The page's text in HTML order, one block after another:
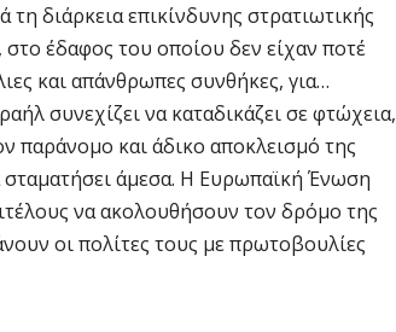
διάρκεια επικίνδυνης στρατιωτικής
έδαφος του οποίου δεν είχαν ποτέ
και απάνθρωπες συνθήκες, για…
συνεχίζει να καταδικάζει σε φτώχεια,
παράνομο και άδικο αποκλεισμό της
άμεσα. Η Ευρωπαϊκή Ένωση
να ακολουθήσουν τον δρόμο της
οι πολίτες τους με πρωτοβουλίες